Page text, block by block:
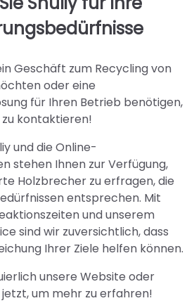
Geschäft zum Recycling von
oder eine
für Ihren Betrieb benötigen,
zu kontaktieren!
und die Online-
stehen Ihnen zur Verfügung,
Holzbrecher zu erfragen, die
entsprechen. Mit
und unserem
sind wir zuversichtlich, dass
Ihrer Ziele helfen können.
unsere Website oder
um mehr zu erfahren!